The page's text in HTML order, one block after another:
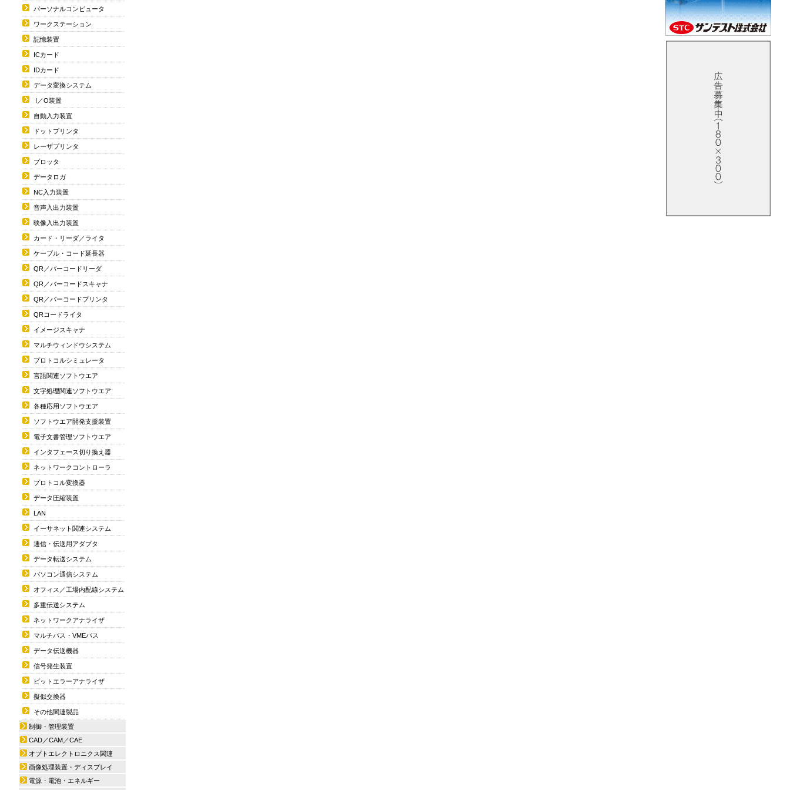
パーソナルコンピュータ
ワークステーション
記憶装置
ICカード
IDカード
データ変換システム
I／O装置
自動入力装置
ドットプリンタ
レーザプリンタ
プロッタ
データロガ
NC入力装置
音声入出力装置
映像入出力装置
カード・リーダ／ライタ
ケーブル・コード延長器
QR／バーコードリーダ
QR／バーコードスキャナ
QR／バーコードプリンタ
QRコードライタ
イメージスキャナ
マルチウィンドウシステム
プロトコルシミュレータ
言語関連ソフトウエア
文字処理関連ソフトウエア
各種応用ソフトウエア
ソフトウエア開発支援装置
電子文書管理ソフトウエア
インタフェース切り換え器
ネットワークコントローラ
プロトコル変換器
データ圧縮装置
LAN
イーサネット関連システム
通信・伝送用アダプタ
データ転送システム
パソコン通信システム
オフィス／工場内配線システム
多重伝送システム
ネットワークアナライザ
マルチバス・VMEバス
データ伝送機器
信号発生装置
ビットエラーアナライザ
擬似交換器
その他関連製品
制御・管理装置
CAD／CAM／CAE
オプトエレクトロニクス関連
画像処理装置・ディスプレイ
電源・電池・エネルギー